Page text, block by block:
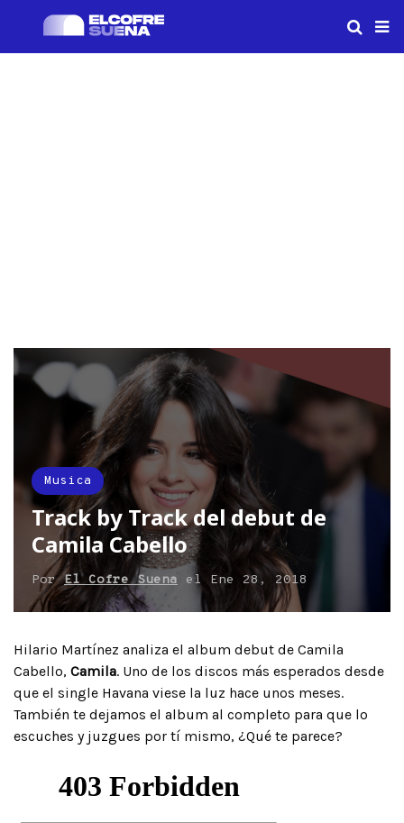
Musica
Track by Track del debut de
Camila Cabello
PorEl Cofre Suena el Ene 28, 2018
Hilario Martínez analiza el album debut de Camila
Cabello, Camila. Uno de los discos más esperados desde
que el single Havana viese la luz hace unos meses.
También te dejamos el album al completo para que lo
escuches y juzgues por tí mismo, ¿Qué te parece?